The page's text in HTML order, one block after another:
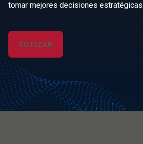
tomar mejores decisiones
COTIZAR